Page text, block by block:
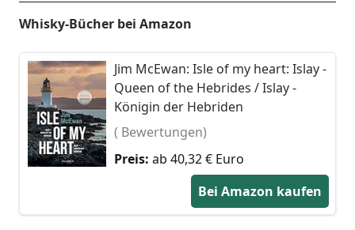
Whisky-Bücher bei Amazon
Jim McEwan: Isle of my heart: Islay -
Queen of the Hebrides / Islay -
Königin der Hebriden
( Bewertungen)
Preis: ab 40,32 € Euro
Bei Amazon kaufen